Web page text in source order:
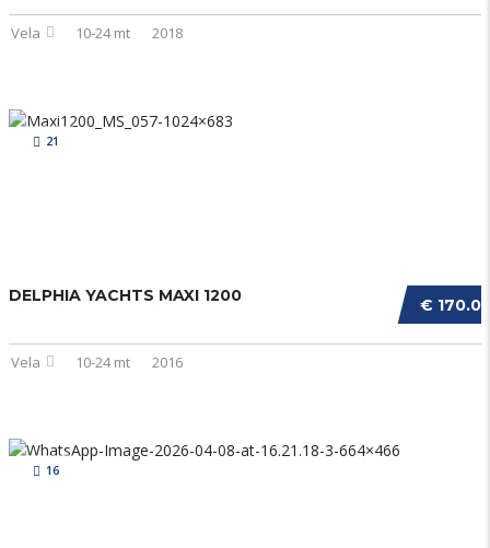
Vela 10-24 mt 2018
21
€
DELPHIA YACHTS MAXI 1200
Vela 10-24 mt 2016
16